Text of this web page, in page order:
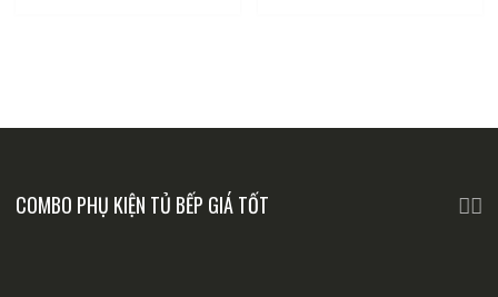
COMBO PHỤ KIỆN TỦ BẾP GIÁ TỐT